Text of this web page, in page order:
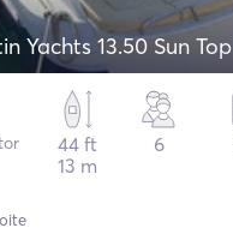
Yachts 13.50 Sun Top
44 ft
13 m
6